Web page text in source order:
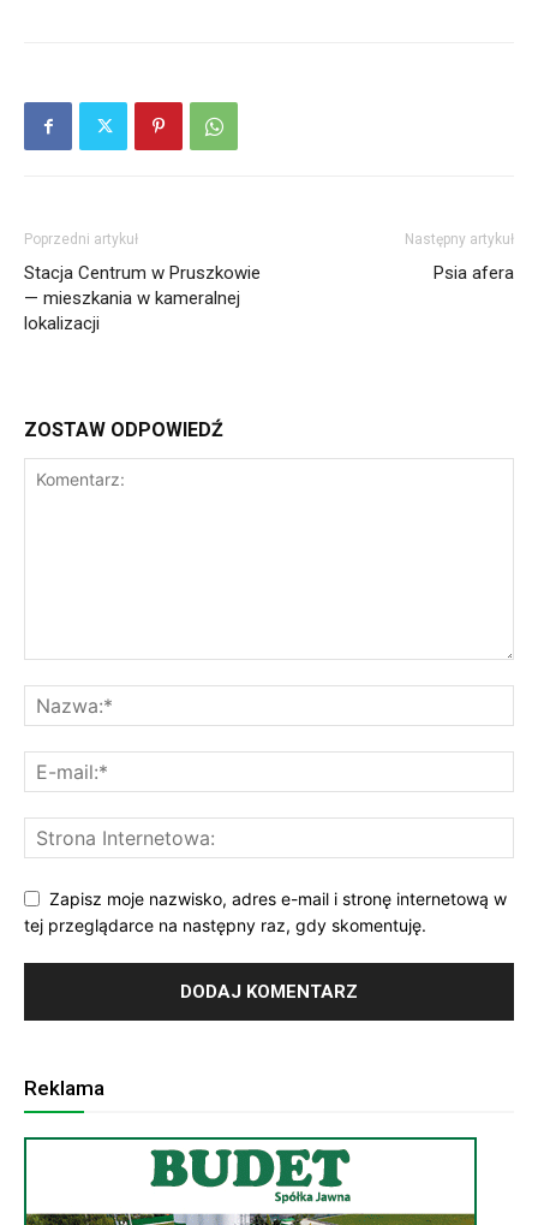
Poprzedni artykuł
Stacja Centrum w Pruszkowie
— mieszkania w kameralnej
lokalizacji
Następny artykuł
Psia afera
ZOSTAW ODPOWIEDŹ
Zapisz moje nazwisko, adres e-mail i stronę internetową w
tej przeglądarce na następny raz, gdy skomentuję.
Reklama